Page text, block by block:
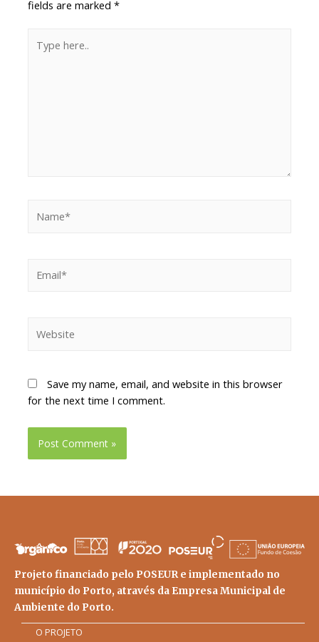
fields are marked*
Save my name, email, and website in this browser
for the next time I comment.
Projeto financiado pelo POSEUR e implementado no
município do Porto, através da Empresa Municipal de
Ambiente do Porto.
O PROJETO